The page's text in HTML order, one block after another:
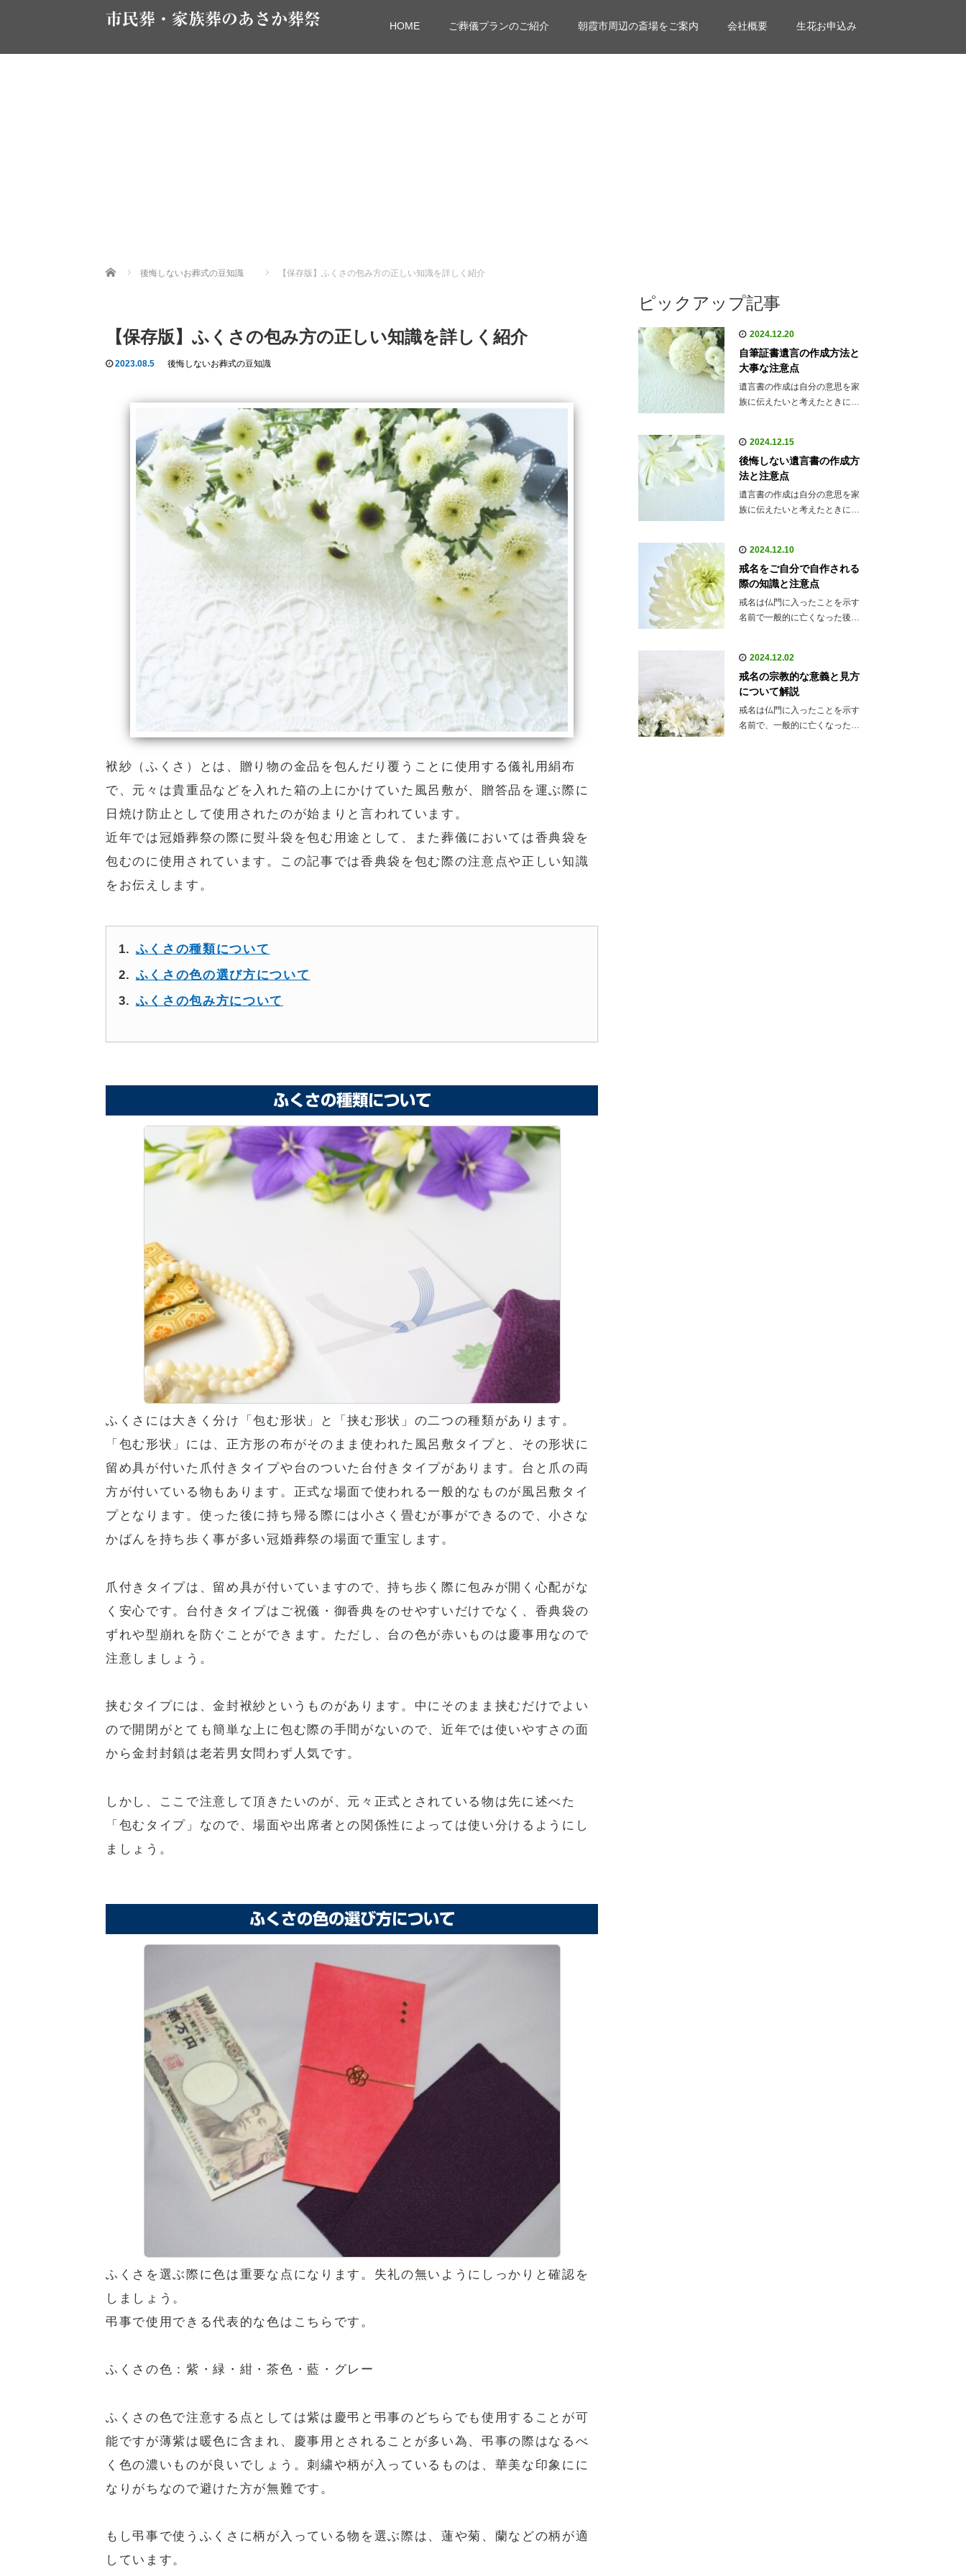
市民葬・家族葬のあさか葬祭 HOME ご葬儀プランのご紹介 朝霞市周辺の斎場をご案内 会社概要 生花お申込み
Home 後悔しないお葬式の豆知識 【保存版】ふくさの包み方の正しい知識を詳しく紹介
【保存版】ふくさの包み方の正しい知識を詳しく紹介
2023.08.5 後悔しないお葬式の豆知識
袱紗（ふくさ）とは、贈り物の金品を包んだり覆うことに使用する儀礼用絹布
で、元々は貴重品などを入れた箱の上にかけていた風呂敷が、贈答品を運ぶ際に
日焼け防止として使用されたのが始まりと言われています。
近年では冠婚葬祭の際に熨斗袋を包む用途として、また葬儀においては香典袋を
包むのに使用されています。この記事では香典袋を包む際の注意点や正しい知識
をお伝えします。
ふくさの種類について
ふくさの色の選び方について
ふくさの包み方について
ふくさの種類について
ふくさには大きく分け「包む形状」と「挟む形状」の二つの種類があります。
「包む形状」には、正方形の布がそのまま使われた風呂敷タイプと、その形状に
留め具が付いた爪付きタイプや台のついた台付きタイプがあります。台と爪の両
方が付いている物もあります。正式な場面で使われる一般的なものが風呂敷タイ
プとなります。使った後に持ち帰る際には小さく畳むが事ができるので、小さな
かばんを持ち歩く事が多い冠婚葬祭の場面で重宝します。
爪付きタイプは、留め具が付いていますので、持ち歩く際に包みが開く心配がな
く安心です。台付きタイプはご祝儀・御香典をのせやすいだけでなく、香典袋の
ずれや型崩れを防ぐことができます。ただし、台の色が赤いものは慶事用なので
注意しましょう。
挟むタイプには、金封袱紗というものがあります。中にそのまま挟むだけでよい
ので開閉がとても簡単な上に包む際の手間がないので、近年では使いやすさの面
から金封封鎖は老若男女問わず人気です。
しかし、ここで注意して頂きたいのが、元々正式とされている物は先に述べた
「包むタイプ」なので、場面や出席者との関係性によっては使い分けるようにし
ましょう。
ふくさの色の選び方について
ふくさを選ぶ際に色は重要な点になります。失礼の無いようにしっかりと確認を
しましょう。
弔事で使用できる代表的な色はこちらです。
ふくさの色：紫・緑・紺・茶色・藍・グレー
ふくさの色で注意する点としては紫は慶弔と弔事のどちらでも使用することが可
能ですが薄紫は暖色に含まれ、慶事用とされることが多い為、弔事の際はなるべ
く色の濃いものが良いでしょう。刺繍や柄が入っているものは、華美な印象にに
なりがちなので避けた方が無難です。
もし弔事で使うふくさに柄が入っている物を選ぶ際は、蓮や菊、蘭などの柄が適
しています。
ピックアップ記事
2024.12.20
自筆証書遺言の作成方法と
大事な注意点
遺言書の作成は自分の意思を家
族に伝えたいと考えたときに…
2024.12.15
後悔しない遺言書の作成方
法と注意点
遺言書の作成は自分の意思を家
族に伝えたいと考えたときに…
2024.12.10
戒名をご自分で自作される
際の知識と注意点
戒名は仏門に入ったことを示す
名前で一般的に亡くなった後…
2024.12.02
戒名の宗教的な意義と見方
について解説
戒名は仏門に入ったことを示す
名前で、一般的に亡くなった…